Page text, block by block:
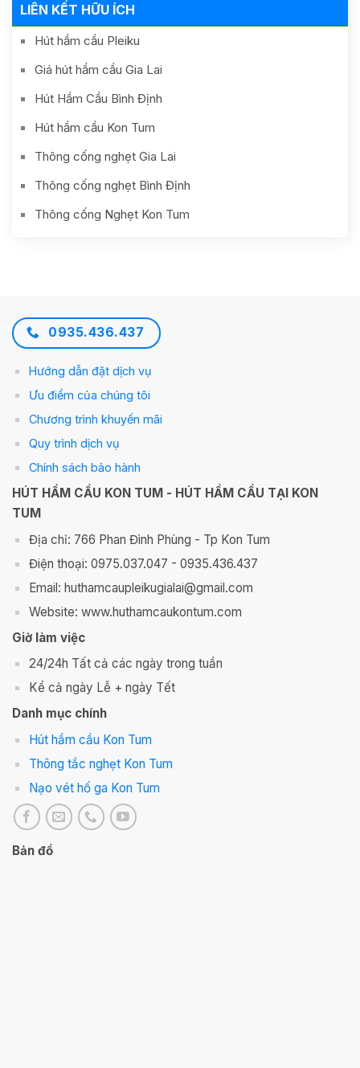
LIÊN KẾT HỮU ÍCH
Hút hầm cầu Pleiku
Giá hút hầm cầu Gia Lai
Hút Hầm Cầu Bình Định
Hút hầm cầu Kon Tum
Thông cống nghẹt Gia Lai
Thông cống nghẹt Bình Định
Thông cống Nghẹt Kon Tum
0935.436.437
Hướng dẫn đặt dịch vụ
Ưu điểm của chúng tôi
Chương trình khuyến mãi
Quy trình dịch vụ
Chính sách bảo hành
HÚT HẦM CẦU KON TUM - HÚT HẦM CẦU TẠI KON
TUM
Địa chỉ: 766 Phan Đình Phùng - Tp Kon Tum
Điện thoại: 0975.037.047 - 0935.436.437
Email: huthamcaupleikugialai@gmail.com
Website: www.huthamcaukontum.com
Giờ làm việc
24/24h Tất cả các ngày trong tuần
Kể cả ngày Lễ + ngày Tết
Danh mục chính
Hút hầm cầu Kon Tum
Thông tắc nghẹt Kon Tum
Nạo vét hố ga Kon Tum
Bản đồ